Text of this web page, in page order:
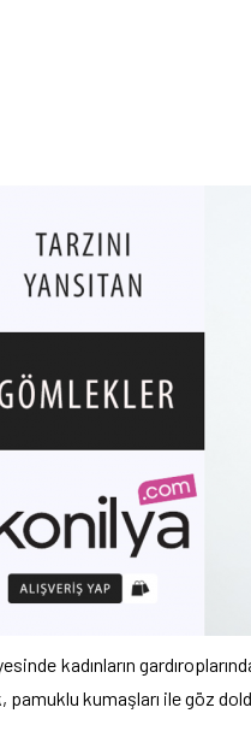
kadınların
kumaşları ile göz